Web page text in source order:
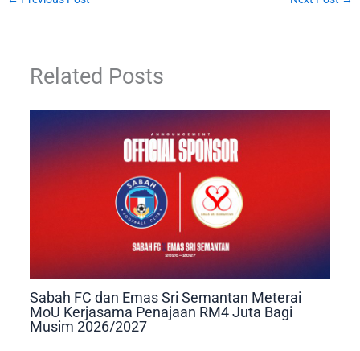
Related Posts
Sabah FC dan Emas Sri Semantan Meterai
MoU Kerjasama Penajaan RM4 Juta Bagi
Musim 2026/2027